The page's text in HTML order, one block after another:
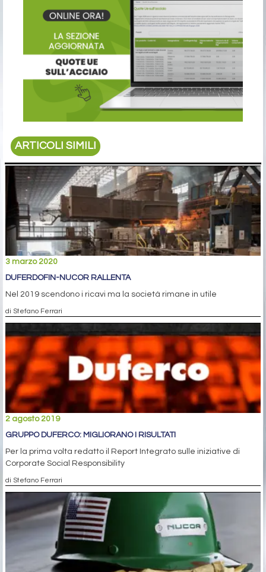
ARTICOLI SIMILI
3 marzo 2020
DUFERDOFIN-NUCOR RALLENTA
Nel 2019 scendono i ricavi ma la società rimane in utile
di Stefano Ferrari
2 agosto 2019
GRUPPO DUFERCO: MIGLIORANO I RISULTATI
Per la prima volta redatto il Report Integrato sulle iniziative di
Corporate Social Responsibility
di Stefano Ferrari